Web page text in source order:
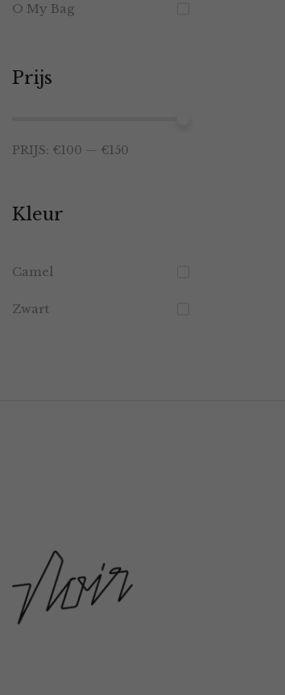
O My Bag
Prijs
PRIJS: €100 — €150
Kleur
Camel
Zwart